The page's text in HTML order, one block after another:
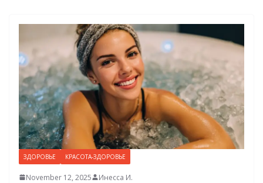
ЗДОРОВЬЕ КРАСОТА-ЗДОРОВЬЕ
November 12, 2025 Инесса И.